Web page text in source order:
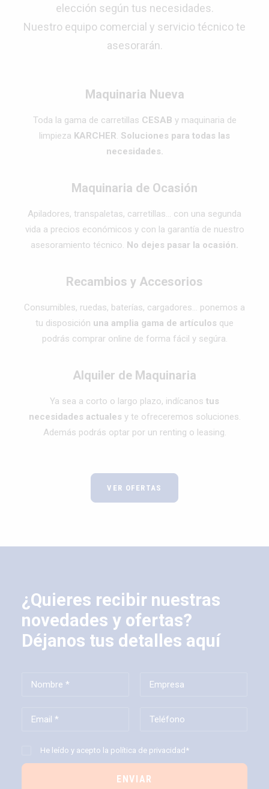
elección según tus necesidades.
Nuestro equipo comercial y servicio técnicote
asesorarán.
Maquinaria Nueva
Toda la gama de carretillas CESAB y maquinaria de
limpieza KARCHER. Soluciones para todas las
necesidades.
Maquinaria de Ocasión
Apiladores, transpaletas, carretillas… con una segunda
vida a precios económicos y con la garantía de nuestro
asesoramiento técnico. No dejes pasar la ocasión.
Recambios y Accesorios
Consumibles, ruedas, baterías, cargadores… ponemos a
tu disposición una amplia gama de artículos que
podrás comprar online de forma fácil y segúra.
Alquiler de Maquinaria
Ya sea a corto o largo plazo, indícanos tus
necesidades actuales y te ofreceremos soluciones.
Además podrás optar por un renting o leasing.
VER OFERTAS
¿Quieres recibir nuestras
novedades y ofertas?
Déjanos tus detalles aquí
He leído y acepto la política de privacidad*